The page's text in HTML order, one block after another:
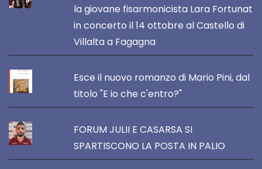
la giovane fisarmonicista Lara Fortunat
in concerto il 14 ottobre al Castello di
Villalta a Fagagna
Esce il nuovo romanzo di Mario Pini, dal
titolo "E io che c'entro?"
FORUM JULII E CASARSA SI
SPARTISCONO LA POSTA IN PALIO